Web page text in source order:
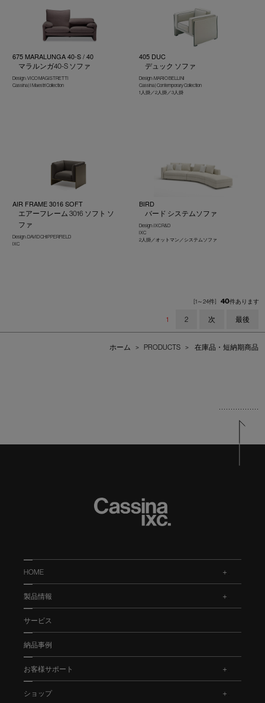
675 MARALUNGA 40-S / 40
マラルンガ40-S ソファ
Design : VICO MAGISTRETTI
Cassina | I Maestri Collection
405 DUC
デュック ソファ
Design : MARIO BELLINI
Cassina | Contemporary Collection
1人掛／2人掛／3人掛
AIR FRAME 3016 SOFT
エアーフレーム 3016 ソフト ソ
ファ
Design : DAVID CHIPPERFIELD
IXC
BIRD
バード システムソファ
Design : IXC R&D
IXC
2人掛／オットマン／システムソファ
[1～24件] 40件あります
1 2 次 最後
ホーム > PRODUCTS > 在庫品・短納期商品
HOME
製品情報
サービス
納品事例
お客様サポート
ショップ